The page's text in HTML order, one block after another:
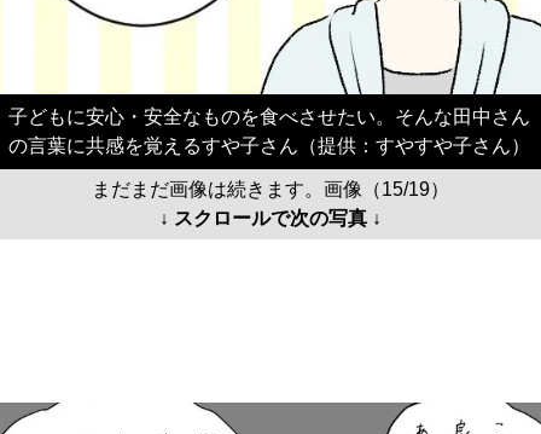
子どもに安心・安全なものを食べさせたい。そんな田中さん
の言葉に共感を覚えるすや子さん（提供：すやすや子さん）
まだまだ画像は続きます。画像（15/19）
↓ スクロールで次の写真 ↓